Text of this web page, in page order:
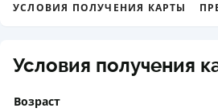
УСЛОВИЯ ПОЛУЧЕНИЯ КАРТЫ
Условия получения
Возраст